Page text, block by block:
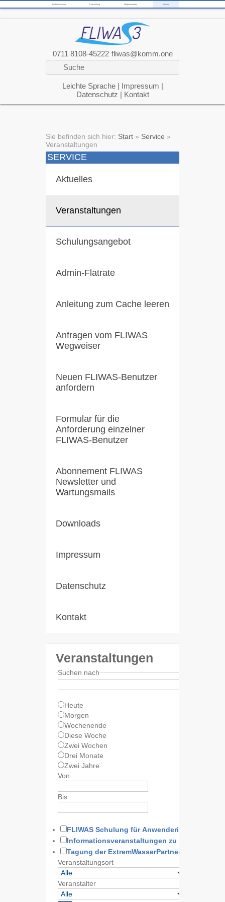
0711 8108-45222 fliwas@komm.one
Leichte Sprache| Impressum |
Datenschutz | Kontakt
Funktionsumfang Entwicklung Mitglied werden Service
Sie befinden sich hier: Start » Service »
Veranstaltungen
SERVICE
Aktuelles
Veranstaltungen
Schulungsangebot
Admin-Flatrate
Anleitung zum Cache leeren
Anfragen vom FLIWAS
Wegweiser
Neuen FLIWAS-Benutzer
anfordern
Formular für die
Anforderung einzelner
FLIWAS-Benutzer
Abonnement FLIWAS
Newsletter und
Wartungsmails
Downloads
Impressum
Datenschutz
Kontakt
Veranstaltungen
Suchen nach
Heute
Morgen
Wochenende
Diese Woche
Zwei Wochen
Drei Monate
Zwei Jahre
Von
Bis
FLIWAS Schulung für Anwenderinnen und
Informationsveranstaltungen zu FLIWAS
Tagung der ExtremWasserPartnerschaft
Veranstaltungsort
Veranstalter